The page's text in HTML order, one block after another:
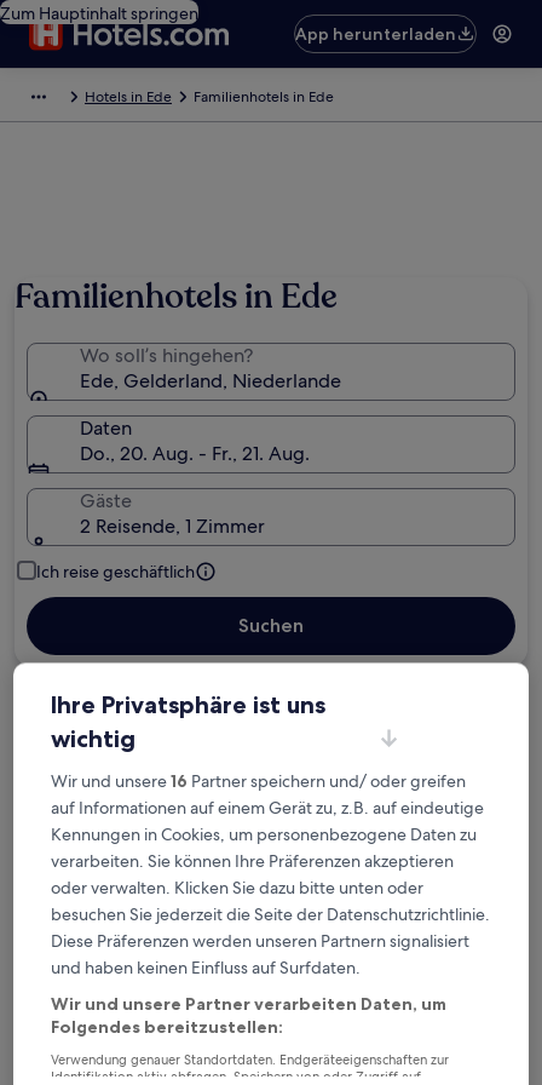
Zum Hauptinhalt springen
App herunterladen
Hotels in Ede Familienhotels in Ede
Familienhotels in Ede
Wo soll’s hingehen?
Ede, Gelderland, Niederlande
Daten
Do., 20. Aug. - Fr., 21. Aug.
Gäste
2 Reisende, 1 Zimmer
Ich reise geschäftlich
Suchen
Kostenlose Stornierung bei
Planänderungen
Verdiene Prämien für jede
wahrgenommene Übernachtung
Mehr sparen mit Preisen für Mitglieder
Überprüfe die Preise für diese Daten
6. Aug. - 7. Aug.
7. Aug. - 8. Aug.
Ihre Privatsphäre ist uns
wichtig
Wir und unsere16 Partner speichern und/ oder greifen
auf Informationen auf einem Gerät zu, z.B. auf eindeutige
Kennungen in Cookies, um personenbezogene Daten zu
verarbeiten. Sie können Ihre Präferenzen akzeptieren
oder verwalten. Klicken Sie dazu bitte unten oder
besuchen Sie jederzeit die Seite der Datenschutzrichtlinie.
Diese Präferenzen werden unseren Partnern signalisiert
und haben keinen Einfluss auf Surfdaten.
Wir und unsere Partner verarbeiten Daten, um
Folgendes bereitzustellen:
Verwendung genauer Standortdaten. Endgeräteeigenschaften zur
Identifikation aktiv abfragen. Speichern von oder Zugriff auf